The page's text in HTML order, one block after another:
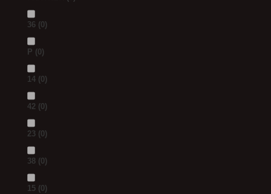
36 (0)
P (0)
14 (0)
42 (0)
23 (0)
38 (0)
15 (0)